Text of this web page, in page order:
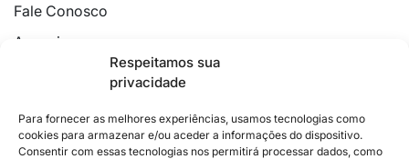
Respeitamos sua
privacidade
Para fornecer as melhores experiências, usamos tecnologias como
cookies para armazenar e/ou aceder a informações do dispositivo.
Consentir com essas tecnologias nos permitirá processar dados, como
Fale Conosco
Anuncie
Política de Cookies